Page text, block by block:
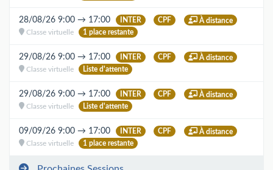
28/08/26 9:00 → 17:00 INTER CPF
À distance
Classe virtuelle
1 place restante
29/08/26 9:00 → 17:00 INTER CPF
À distance
Classe virtuelle
Liste d'attente
29/08/26 9:00 → 17:00 INTER CPF
À distance
Classe virtuelle
Liste d'attente
09/09/26 9:00 → 17:00 INTER CPF
À distance
Classe virtuelle
1 place restante